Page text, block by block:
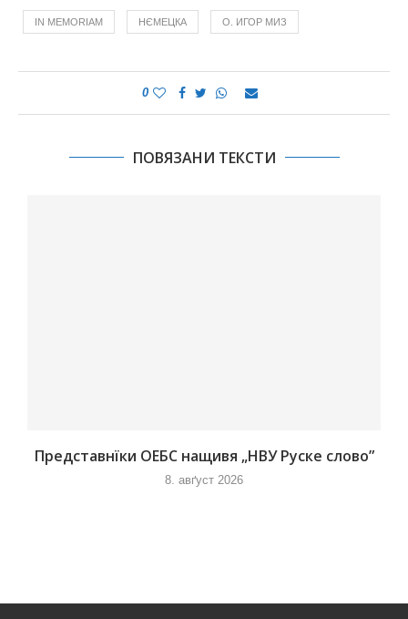
IN MEMORIAM НЄМЕЦКА О. ИГОР МИЗ
0
ПОВЯЗАНИ ТЕКСТИ
Представнїки ОЕБС нащивя „НВУ Руске слово”
8. авґуст 2026